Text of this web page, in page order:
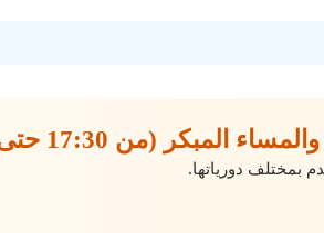
المبكر (من 17:30 حتى 21:45)
بمختلف دورياتها.